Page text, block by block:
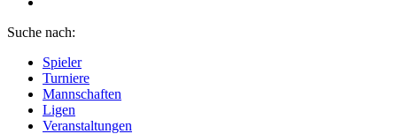
Suche nach:
Spieler
Turniere
Mannschaften
Ligen
Veranstaltungen